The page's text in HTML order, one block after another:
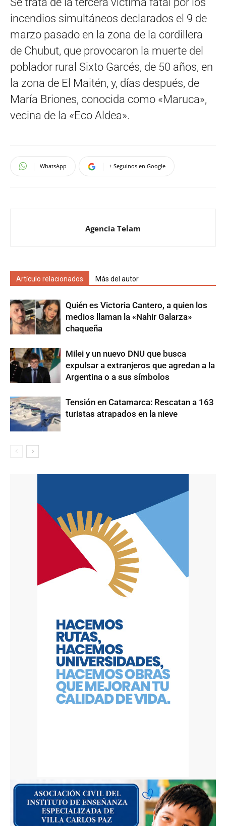
incendios simultáneos declarados el 9 de
marzo pasado en la zona de la cordillera
de Chubut, que provocaron la muerte del
poblador rural Sixto Garcés, de 50 años, en
la zona de El Maitén, y, días después, de
María Briones, conocida como «Maruca»,
vecina de la «Eco Aldea».
WhatsApp + Seguinos en Google
Agencia Telam
Artículo relacionados Más del autor
Quién es Victoria Cantero, a quien los
medios llaman la «Nahir Galarza»
chaqueña
Milei y un nuevo DNU que busca
expulsar a extranjeros que agredan a la
Argentina o a sus símbolos
Tensión en Catamarca: Rescatan a 163
turistas atrapados en la nieve